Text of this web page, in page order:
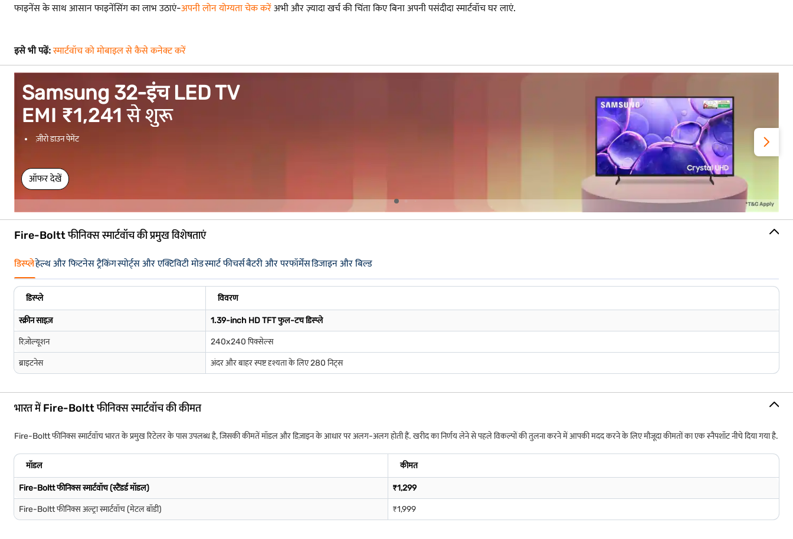
फाइनेंस के साथ आसान फाइनेंसिंग का लाभ उठाएं-अपनी लोन योग्यता चेक करें अभी और ज़्यादा खर्च की चिंता किए बिना अपनी पसंदीदा स्मार्टवॉच घर लाएं.
इसे भी पढ़ें: स्मार्टवॉच को मोबाइल से कैसे कनेक्ट करें
Samsung 32-इंच LED TV
EMI ₹1,241 से शुरू
ज़ीरो डाउन पेमेंट
ऑफर देखें
Fire-Boltt फीनिक्स स्मार्टवॉच की प्रमुख विशेषताएं
डिस्प्लेहेल्थ और फिटनेस ट्रैकिंगस्पोर्ट्स और एक्टिविटी मोडस्मार्ट फीचर्सबैटरी और परफॉर्मेंसडिजाइन और बिल्ड
डिस्प्ले विवरण
स्क्रीन साइज़ 1.39-inch HD TFT फुल-टच डिस्प्ले
रिज़ोल्यूशन 240x240 पिक्सेल्स
ब्राइटनेस अंदर और बाहर स्पष्ट दृश्यता के लिए 280 निट्स
भारत में Fire-Boltt फीनिक्स स्मार्टवॉच की कीमत
Fire-Boltt फीनिक्स स्मार्टवॉच भारत के प्रमुख रिटेलर के पास उपलब्ध है, जिसकी कीमतें मॉडल और डिज़ाइन के आधार पर अलग-अलग होती हैं. खरीद का निर्णय लेने से पहले विकल्पों की तुलना करने में आपकी मदद करने के लिए मौजूदा कीमतों का एक स्नैपशॉट नीचे दिया गया है.
मॉडल कीमत
Fire-Boltt फीनिक्स स्मार्टवॉच (स्टैंडर्ड मॉडल) ₹1,299
Fire-Boltt फीनिक्स अल्ट्रा स्मार्टवॉच (मेटल बॉडी) ₹1,999